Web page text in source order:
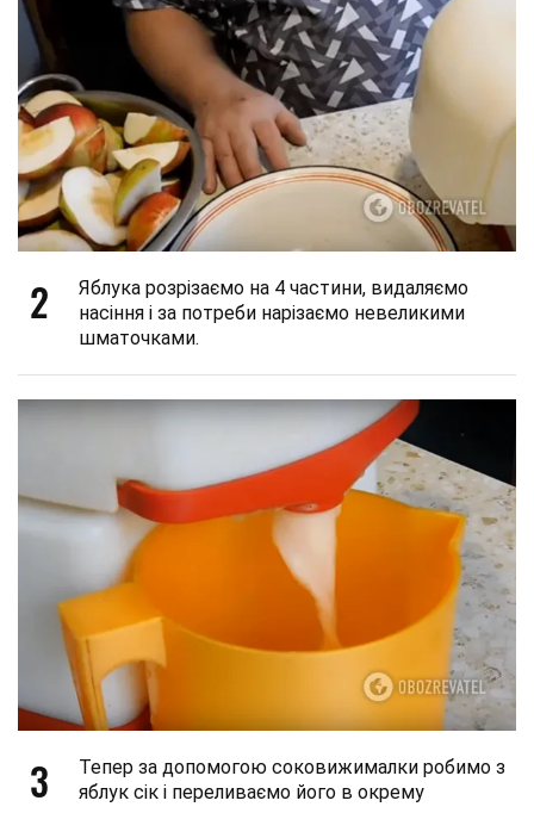
2
Яблука розрізаємо на 4 частини, видаляємо
насіння і за потреби нарізаємо невеликими
шматочками.
3
Тепер за допомогою соковижималки робимо з
яблук сік і переливаємо його в окрему